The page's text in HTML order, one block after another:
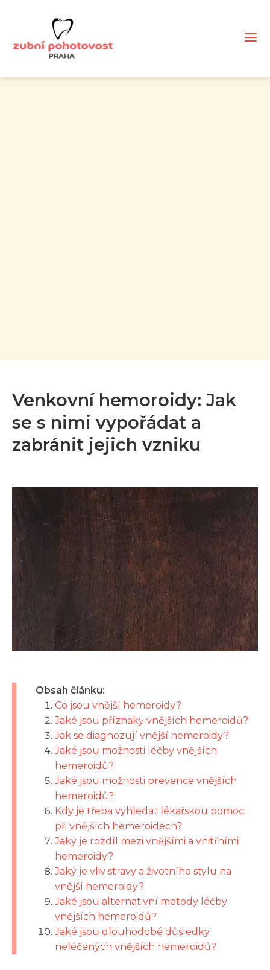
Venkovní hemoroidy: Jak
se s nimi vypořádat a
zabránit jejich vzniku
Obsah článku:
Co jsou vnější hemeroidy?
Jaké jsou příznaky vnějších hemeroidů?
Jak se diagnozují vnější hemeroidy?
Jaké jsou možnosti léčby vnějších
hemeroidů?
Jaké jsou možnosti prevence vnějších
hemeroidů?
Kdy je třeba vyhledat lékařskou pomoc
při vnějších hemeroidech?
Jaký je rozdíl mezi vnějšími a vnitřními
hemeroidy?
Jaký je vliv stravy a životního stylu na
vnější hemeroidy?
Jaké jsou alternativní metody léčby
vnějších hemeroidů?
Jaké jsou dlouhodobé důsledky
neléčených vnějších hemeroidů?